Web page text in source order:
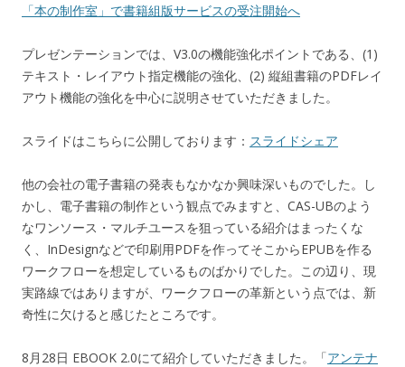
「本の制作室」で書籍組版サービスの受注開始へ
プレゼンテーションでは、V3.0の機能強化ポイントである、(1)
テキスト・レイアウト指定機能の強化、(2) 縦組書籍のPDFレイ
アウト機能の強化を中心に説明させていただきました。
スライドはこちらに公開しております： スライドシェア
他の会社の電子書籍の発表もなかなか興味深いものでした。し
かし、電子書籍の制作という観点でみますと、CAS-UBのよう
なワンソース・マルチユースを狙っている紹介はまったくな
く、InDesignなどで印刷用PDFを作ってそこからEPUBを作る
ワークフローを想定しているものばかりでした。この辺り、現
実路線ではありますが、ワークフローの革新という点では、新
奇性に欠けると感じたところです。
8月28日 EBOOK 2.0にて紹介していただきました。「アンテナ